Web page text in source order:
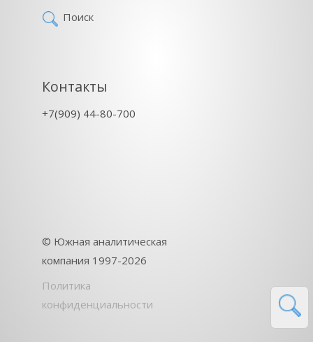
Поиск
Контакты
+7(909) 44-80-700
© Южная аналитическая
компания 1997-2026
Политика
конфиденциальности